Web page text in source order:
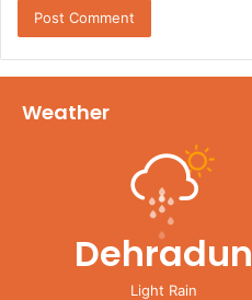
Weather
Dehradun
Light Rain